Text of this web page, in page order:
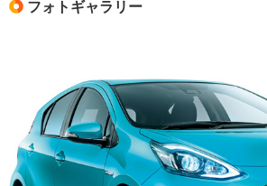
フォトギャラリー